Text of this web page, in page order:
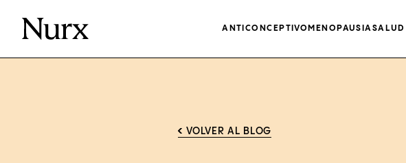
ANTICONCEPTIVO MENOPAUSIA
VOLVER AL BLOG